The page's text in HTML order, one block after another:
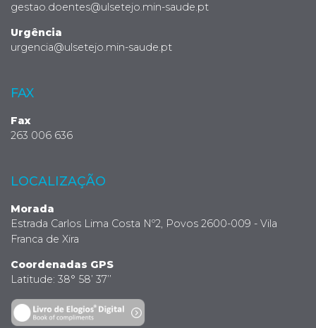
gestao.doentes@ulsetejo.min-saude.pt
Urgência
urgencia@ulsetejo.min-saude.pt
FAX
Fax
263 006 636
LOCALIZAÇÃO
Morada
Estrada Carlos Lima Costa Nº2, Povos 2600-009 - Vila
Franca de Xira
Coordenadas GPS
Latitude: 38° 58’ 37’’